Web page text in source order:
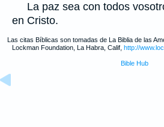
La paz sea con todos
en Cristo.
Las citas Bíblicas son tomadas de La Biblia de las
Lockman Foundation, La Habra, Calif, http://
Bible Hub